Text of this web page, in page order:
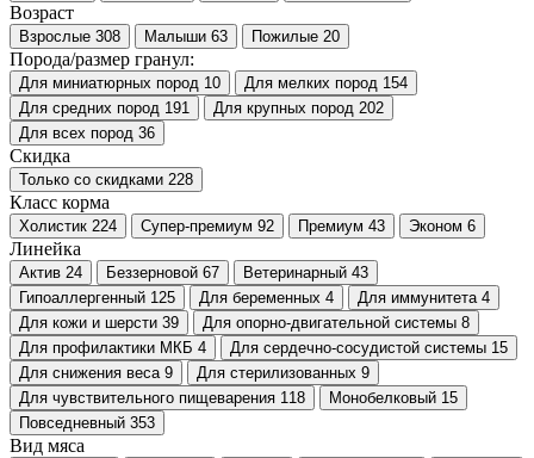
Возраст
Взрослые 308 Малыши 63 Пожилые 20
Порода/размер гранул:
Для миниатюрных пород 10 Для мелких пород 154
Для средних пород 191 Для крупных пород 202
Для всех пород 36
Скидка
Только со cкидками 228
Класс корма
Холистик 224 Супер-премиум 92 Премиум 43 Эконом 6
Линейка
Актив 24 Беззерновой 67 Ветеринарный 43
Гипоаллергенный 125 Для беременных 4 Для иммунитета 4
Для кожи и шерсти 39 Для опорно-двигательной системы 8
Для профилактики МКБ 4 Для сердечно-сосудистой системы 15
Для снижения веса 9 Для стерилизованных 9
Для чувствительного пищеварения 118 Монобелковый 15
Повседневный 353
Вид мяса